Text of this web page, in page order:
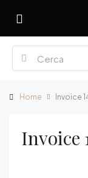
Home Invoice
Invoice